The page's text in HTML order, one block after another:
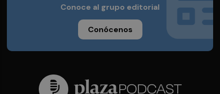
Conoce al grupo editorial
Conócenos